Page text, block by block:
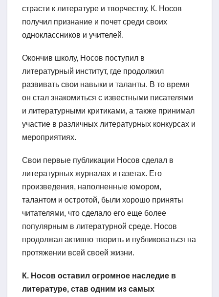
страсти к литературе и творчеству, К. Носов
получил признание и почет среди своих
одноклассников и учителей.
Окончив школу, Носов поступил в
литературный институт, где продолжил
развивать свои навыки и таланты. В то время
он стал знакомиться с известными писателями
и литературными критиками, а также принимал
участие в различных литературных конкурсах и
мероприятиях.
Свои первые публикации Носов сделал в
литературных журналах и газетах. Его
произведения, наполненные юмором,
талантом и остротой, были хорошо приняты
читателями, что сделало его еще более
популярным в литературной среде. Носов
продолжал активно творить и публиковаться на
протяжении всей своей жизни.
К. Носов оставил огромное наследие в
литературе, став одним из самых